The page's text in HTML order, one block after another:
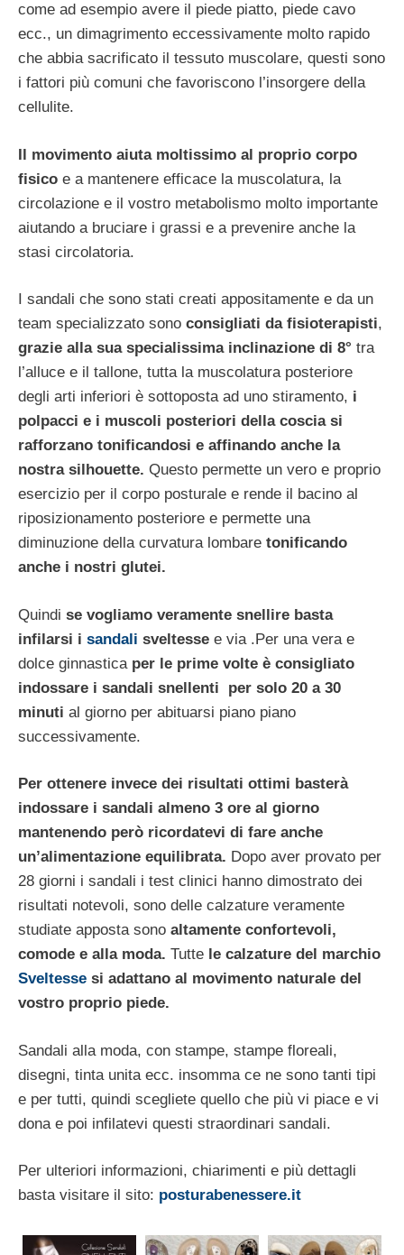
come ad esempio avere il piede piatto, piede cavo
ecc., un dimagrimento eccessivamente molto rapido
che abbia sacrificato il tessuto muscolare, questi sono
i fattori più comuni che favoriscono l’insorgere della
cellulite.
Il movimento aiuta moltissimo al proprio corpo
fisico e a mantenere efficace la muscolatura, la
circolazione e il vostro metabolismo molto importante
aiutando a bruciare i grassi e a prevenire anche la
stasi circolatoria.
I sandali che sono stati creati appositamente e da un
team specializzato sono consigliati da fisioterapisti,
grazie alla sua specialissima inclinazione di 8° tra
l’alluce e il tallone, tutta la muscolatura posteriore
degli arti inferiori è sottoposta ad uno stiramento, i
polpacci e i muscoli posteriori della coscia si
rafforzano tonificandosi e affinando anche la
nostra silhouette. Questo permette un vero e proprio
esercizio per il corpo posturale e rende il bacino al
riposizionamento posteriore e permette una
diminuzione della curvatura lombare tonificando
anche i nostri glutei.
Quindi se vogliamo veramente snellire basta
infilarsi i sandali sveltesse e via .Per una vera e
dolce ginnastica per le prime volte è consigliato
indossare i sandali snellenti per solo 20 a 30
minuti al giorno per abituarsi piano piano
successivamente.
Per ottenere invece dei risultati ottimi basterà
indossare i sandali almeno 3 ore al giorno
mantenendo però ricordatevi di fare anche
un’alimentazione equilibrata. Dopo aver provato per
28 giorni i sandali i test clinici hanno dimostrato dei
risultati notevoli, sono delle calzature veramente
studiate apposta sono altamente confortevoli,
comode e alla moda. Tutte le calzature del marchio
Sveltesse si adattano al movimento naturale del
vostro proprio piede.
Sandali alla moda, con stampe, stampe floreali,
disegni, tinta unita ecc. insomma ce ne sono tanti tipi
e per tutti, quindi scegliete quello che più vi piace e vi
dona e poi infilatevi questi straordinari sandali.
Per ulteriori informazioni, chiarimenti e più dettagli
basta visitare il sito: posturabenessere.it